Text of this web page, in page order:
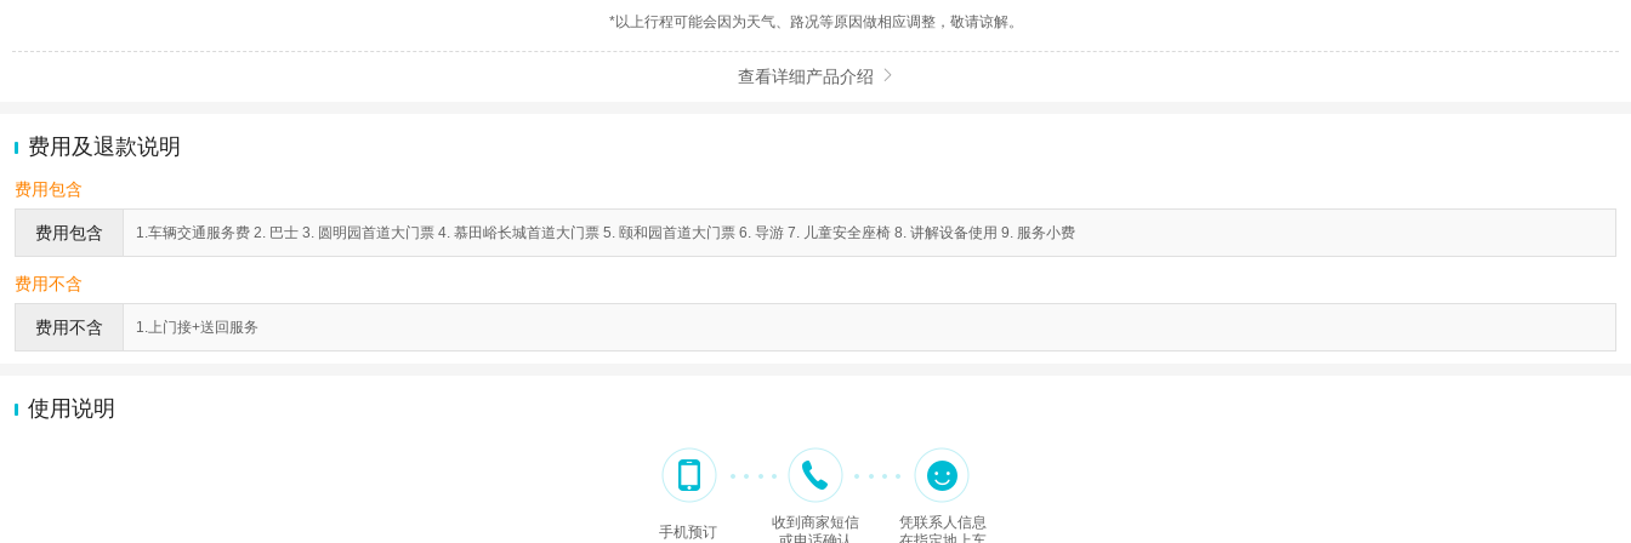
*以上行程可能会因为天气、路况等原因做相应调整，敬请谅解。
查看详细产品介绍 
费用及退款说明
费用包含
费用包含 1.车辆交通服务费 2. 巴士 3. 圆明园首道大门票 4. 慕田峪长城首道大门票 5. 颐和园首道大门票 6. 导游 7. 儿童安全座椅 8. 讲解设备使用 9. 服务小费
费用不含
费用不含 1.上门接+送回服务
使用说明
手机预订
收到商家短信
凭联系人信息